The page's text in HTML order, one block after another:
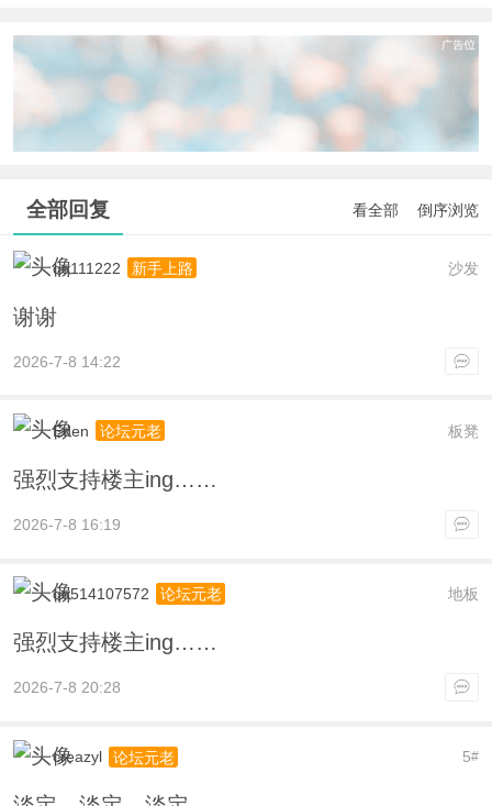
全部回复 看全部 倒序浏览
沙发
qq111222 新手上路
谢谢
2026-7-8 14:22
板凳
Eden 论坛元老
强烈支持楼主ing……
2026-7-8 16:19
地板
qq514107572 论坛元老
强烈支持楼主ing……
2026-7-8 20:28
5#
creazyl 论坛元老